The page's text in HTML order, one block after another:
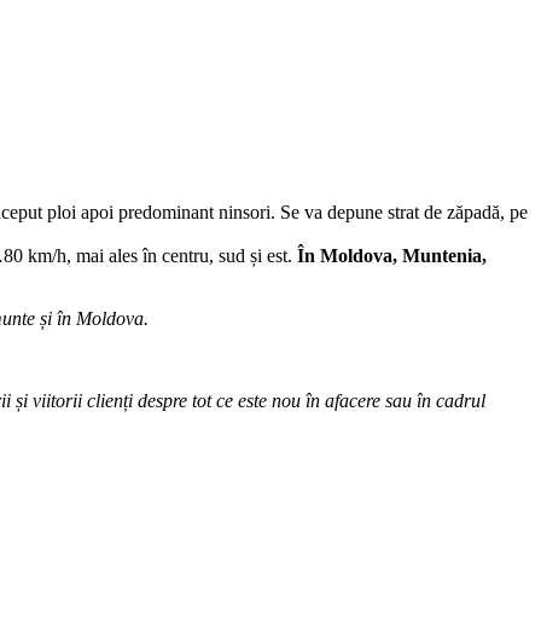
ploi apoi predominant ninsori. Se va depune strat de zăpadă, pe
km/h, mai ales în centru, sud și est. În Moldova, Muntenia,
și în Moldova.
viitorii clienți despre tot ce este nou în afacere sau în cadrul